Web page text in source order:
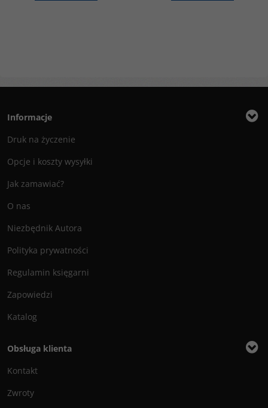
Informacje
Druk na życzenie
Opcje i koszty wysyłki
Jak zamawiać?
O nas
Niezbędnik Autora
Polityka prywatności
Regulamin księgarni
Zapowiedzi
Katalog
Obsługa klienta
Kontakt
Zwroty